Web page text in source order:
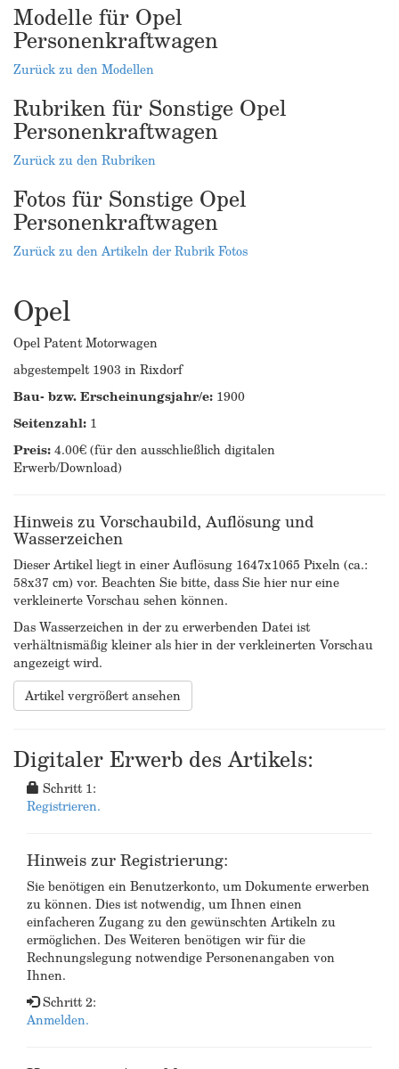
Modelle für Opel
Personenkraftwagen
Zurück zu den Modellen
Rubriken für Sonstige Opel
Personenkraftwagen
Zurück zu den Rubriken
Fotos für Sonstige Opel
Personenkraftwagen
Zurück zu den Artikeln der Rubrik Fotos
Opel
Opel Patent Motorwagen
abgestempelt 1903 in Rixdorf
Bau- bzw. Erscheinungsjahr/e: 1900
Seitenzahl: 1
Preis:4.00€ (für den ausschließlich digitalen
Erwerb/Download)
Hinweis zu Vorschaubild, Auflösung und
Wasserzeichen
Dieser Artikel liegt in einer Auflösung 1647x1065 Pixeln (ca.:
58x37 cm) vor. Beachten Sie bitte, dass Sie hier nur eine
verkleinerte Vorschau sehen können.
Das Wasserzeichen in der zu erwerbenden Datei ist
verhältnismäßig kleiner als hier in der verkleinerten Vorschau
angezeigt wird.
Artikel vergrößert ansehen
Digitaler Erwerb des Artikels:
Schritt 1:
Registrieren.
Hinweis zur Registrierung:
Sie benötigen ein Benutzerkonto, um Dokumente erwerben
zu können. Dies ist notwendig, um Ihnen einen
einfacheren Zugang zu den gewünschten Artikeln zu
ermöglichen. Des Weiteren benötigen wir für die
Rechnungslegung notwendige Personenangaben von
Ihnen.
Schritt 2:
Anmelden.